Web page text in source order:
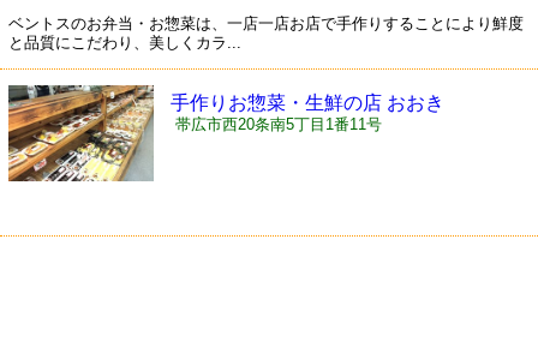
ベントスのお弁当・お惣菜は、一店一店お店で手作りすることにより鮮度
と品質にこだわり、美しくカラ...
手作りお惣菜・生鮮の店 おおき
帯広市西20条南5丁目1番11号